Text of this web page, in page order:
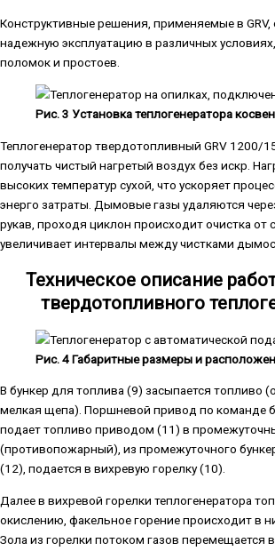
Конструктивные решения, применяемые в GRV,
надежную эксплуатацию в различных
поломок и простоев.
Рис. 3 Установка теплогенератора
Теплогенератор твердотопливный GRV 1200/
получать чистый нагретый воздух без искр.
высоких температур сухой, что ускоряет
энерго затраты. Дымовые газы удаляются
рукав, проходя циклон происходит очистка от
увеличивает интервалы между чистками
Техническое описание
твердотопливного
Рис. 4 Габаритные размеры и
В бункер для топлива (9) засыпается топливо
мелкая щепа). Поршневой привод по команде
подает топливо приводом (11) в
(противопожарный), из промежуточного
(12), подается в вихревую горелку (10).
Далее в вихревой горелки теплогенератора
окислению, факельное горение происходит в
Зола из горелки потоком газов перемещается